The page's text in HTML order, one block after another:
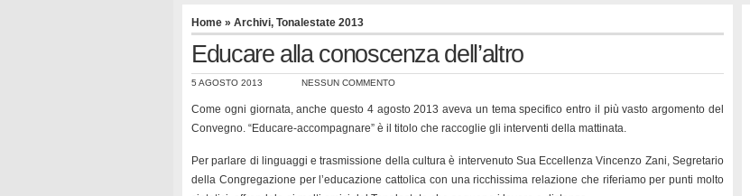
Home » Archivi, Tonalestate 2013
Educare alla conoscenza dell’altro
5 AGOSTO 2013 NESSUN COMMENTO
Come ogni giornata, anche questo 4 agosto 2013 aveva un tema specifico entro il più vasto argomento del
Convegno. “Educare-accompagnare” è il titolo che raccoglie gli interventi della mattinata.
Per parlare di linguaggi e trasmissione della cultura è intervenuto Sua Eccellenza Vincenzo Zani, Segretario
della Congregazione per l’educazione cattolica con una ricchissima relazione che riferiamo per punti molto